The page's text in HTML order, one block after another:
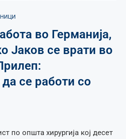
во Германија,
Јаков се врати во
се работи со
по општа хирургија кој десет